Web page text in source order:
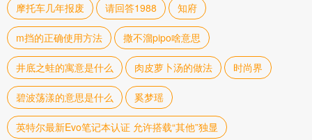
摩托车几年报废 请回答1988 知府
m挡的正确使用方法 撒不溜pipo啥意思
井底之蛙的寓意是什么 肉皮萝卜汤的做法 时尚界
碧波荡漾的意思是什么 奚梦瑶
英特尔最新Evo笔记本认证 允许搭载“其他”独显